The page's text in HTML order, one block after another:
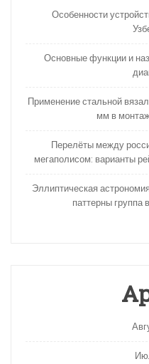
Особенности
Основные функции и
Применение стальной
мм в
Перелёты между
мегаполисом: варианты
Эллиптическая
паттерны группа